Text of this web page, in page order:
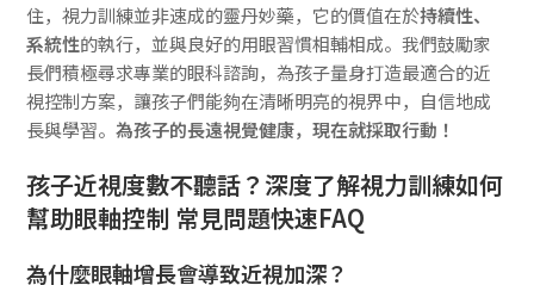
住，視力訓練並非速成的靈丹妙藥，它的價值在於持續性、
系統性的執行，並與良好的用眼習慣相輔相成。我們鼓勵家
長們積極尋求專業的眼科諮詢，為孩子量身打造最適合的近
視控制方案，讓孩子們能夠在清晰明亮的視界中，自信地成
長與學習。為孩子的長遠視覺健康，現在就採取行動！
孩子近視度數不聽話？深度了解視力訓練如何
幫助眼軸控制 常見問題快速FAQ
為什麼眼軸增長會導致近視加深？